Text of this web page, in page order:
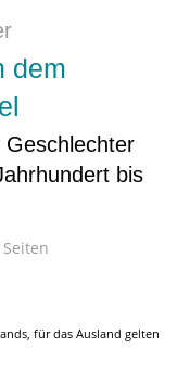
dem
bis
Seiten
für das Ausland gelten